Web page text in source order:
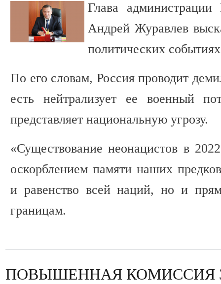
Глава администрации
Андрей Журавлев
политических
По его словам, Россия проводит
есть нейтрализует ее военный
представляет национальную угрозу.
«Существование неонацистов в
оскорблением памяти наших
и равенство всей наций, но и
границам.
ПОВЫШЕННАЯ КОМИССИЯ